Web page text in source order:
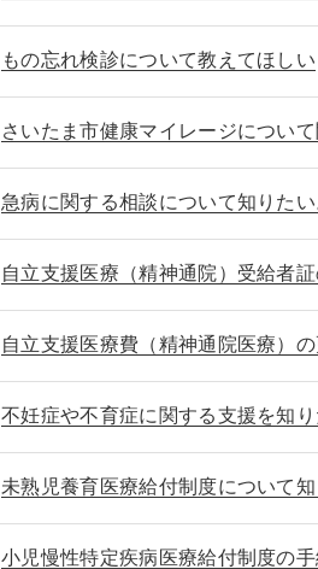
もの忘れ検診について教えてほしい
さいたま市健康マイレージについ
急病に関する相談について知りたい
自立支援医療（精神通院）受給者
自立支援医療費（精神通院医療）
不妊症や不育症に関する支援を知り
未熟児養育医療給付制度について知
小児慢性特定疾病医療給付制度の手